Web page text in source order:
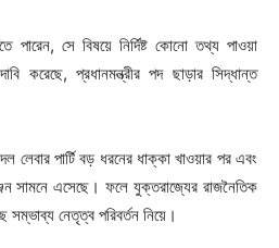
পারেন, সে বিষয়ে নির্দিষ্ট কোনো তথ্য পাওয়া
করেছে, প্রধানমন্ত্রীর পদ ছাড়ার সিদ্ধান্ত
দল লেবার পার্টি বড় ধরনের ধাক্কা খাওয়ার পর এবং
সামনে এসেছে। ফলে যুক্তরাজ্যের রাজনৈতিক
নেতৃত্ব পরিবর্তন নিয়ে।